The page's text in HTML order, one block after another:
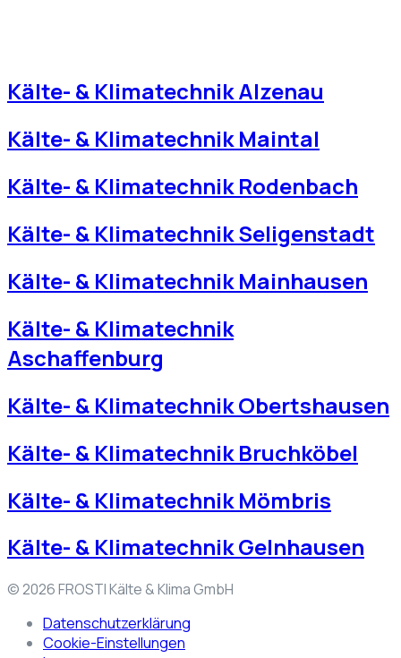
Kälte- & Klimatechnik Alzenau
Kälte- & Klimatechnik Maintal
Kälte- & Klimatechnik Rodenbach
Kälte- & Klimatechnik Seligenstadt
Kälte- & Klimatechnik Mainhausen
Kälte- & Klimatechnik
Aschaffenburg
Kälte- & Klimatechnik Obertshausen
Kälte- & Klimatechnik Bruchköbel
Kälte- & Klimatechnik Mömbris
Kälte- & Klimatechnik Gelnhausen
© 2026 FROSTI Kälte & Klima GmbH
Datenschutzerklärung
Cookie-Einstellungen